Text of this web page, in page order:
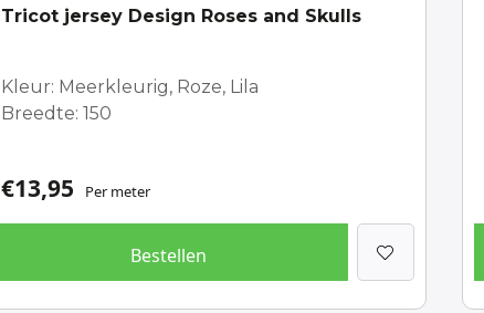
Tricot jersey Design Roses and Skulls
Kleur: Meerkleurig, Roze, Lila
Breedte: 150
€13,95 Per meter
Bestellen